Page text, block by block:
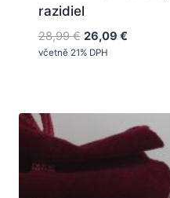
razidiel
28,99€ Pôvodná
cena
26,09 €Aktuálna
včetně 21% DPH